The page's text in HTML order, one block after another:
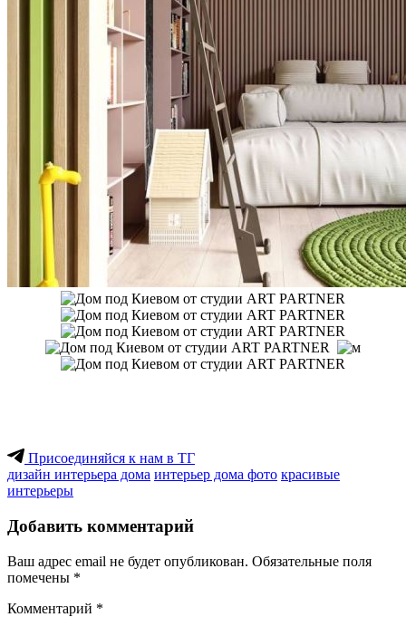
Присоединяйся к нам в ТГ
дизайн интерьера дома интерьер дома фото красивые
интерьеры
Добавить комментарий
Ваш адрес email не будет опубликован. Обязательные поля
помечены *
Комментарий *